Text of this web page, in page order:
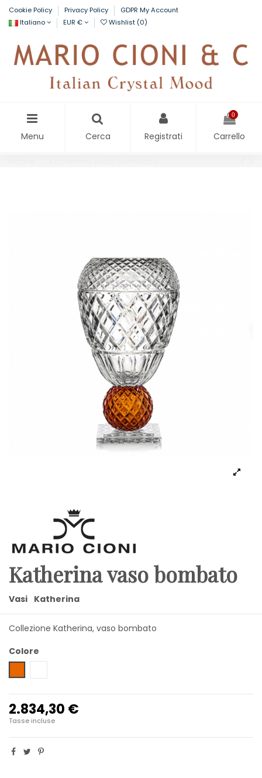
Cookie Policy Privacy Policy
GDPR My Account
Italiano
EUR € Wishlist (0)
Menu Cerca Registrati
0
Carrello
Katherina vaso bombato
Vasi Katherina
Collezione Katherina, vaso bombato
Colore
2.834,30 €
Tasse incluse